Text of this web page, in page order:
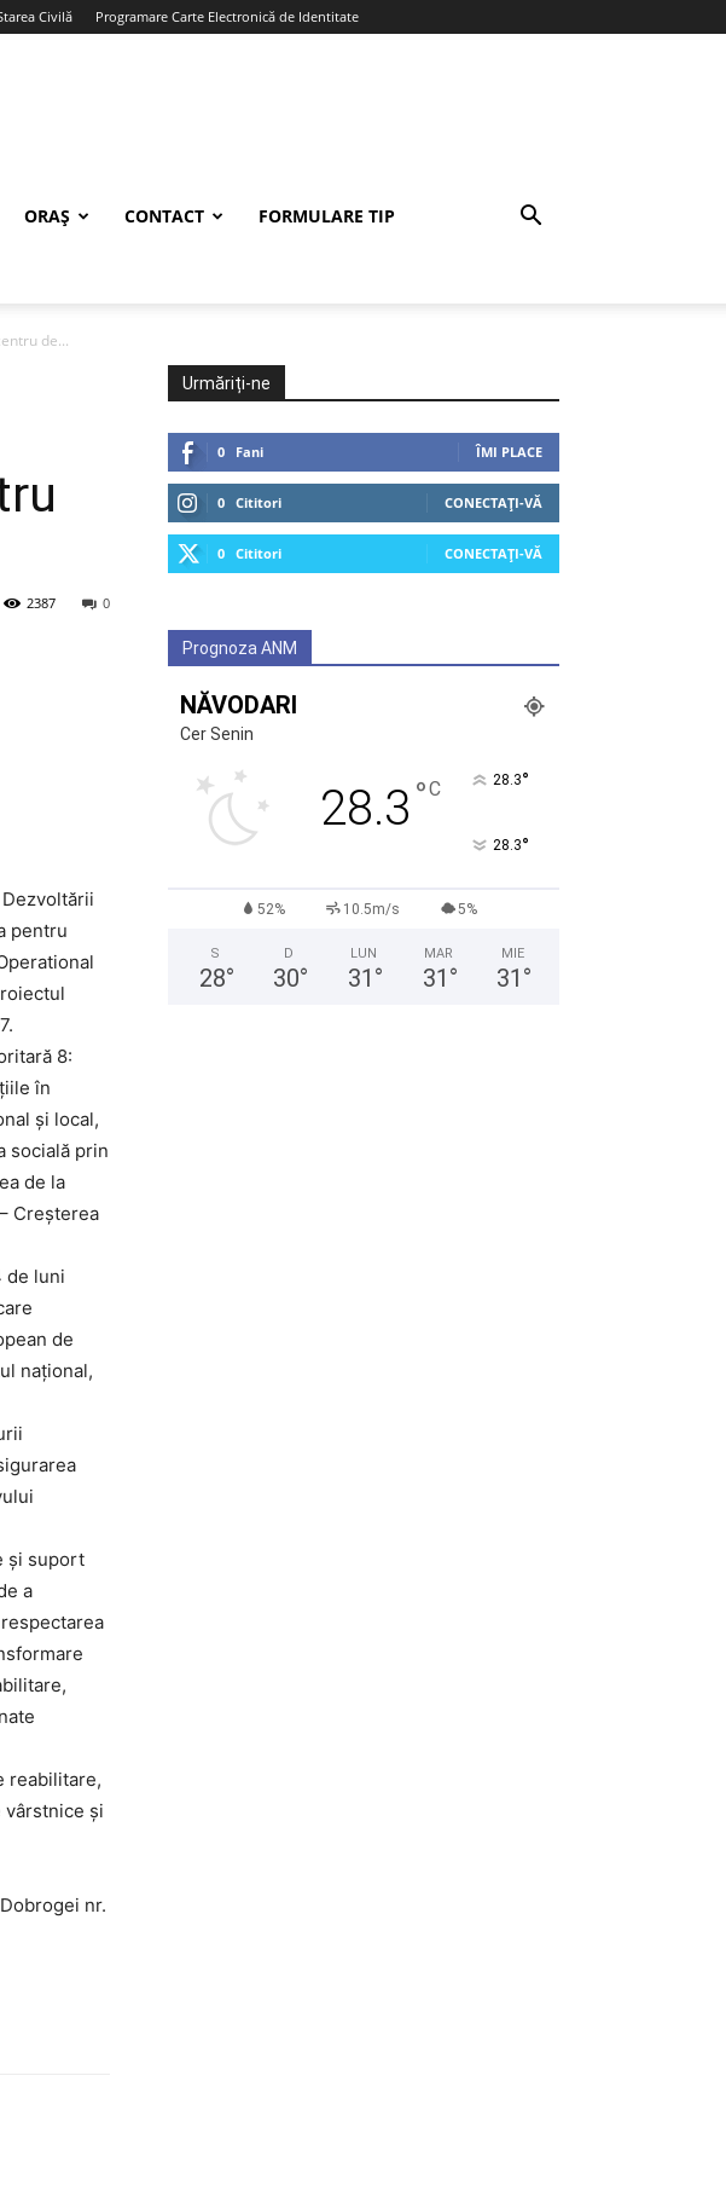
Civilă Programare Carte Electronică de Identitate
ORAȘ CONTACT FORMULARE TIP
de...
0
2387
pentru
8:
în
şi local,
socială prin
de la
Creşterea
de luni
de
național,
și suport
a
reabilitare,
și
nr.
Urmăriți-ne
0 Fani ÎMI PLACE
0 Cititori CONECTAȚI-VĂ
0 Cititori CONECTAȚI-VĂ
Prognoza ANM
NĂVODARI
Cer Senin
28.3 °C 28.3°
28.3°
52% 10.5m/s 5%
S
28°
D
30°
LUN
31 °
MAR
31 °
MIE
31 °